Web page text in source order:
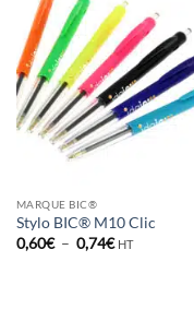
MARQUE BIC®
Stylo BIC® M10 Clic
0,60€ – 0,74€Plage
HT